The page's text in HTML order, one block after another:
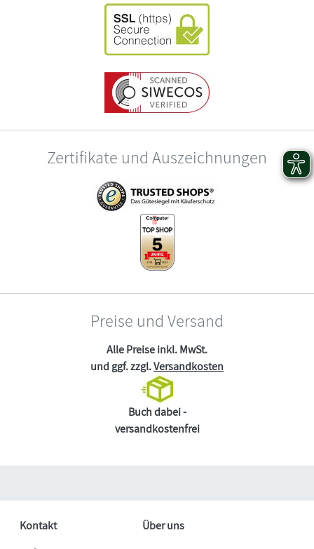
Zertifikate und Auszeichnungen
Preise und Versand
Alle Preise inkl. MwSt.
und ggf. zzgl.Versandkosten
Buch dabei -
versandkostenfrei
Kontakt
Über uns